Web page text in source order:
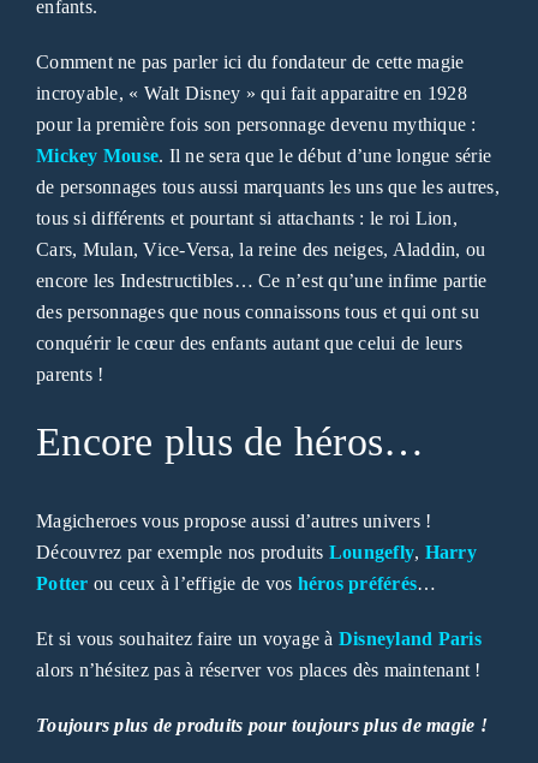
enfants.
Comment ne pas parler ici du fondateur de cette magie
incroyable, « Walt Disney » qui fait apparaitre en 1928
pour la première fois son personnage devenu mythique :
Mickey Mouse. Il ne sera que le début d’une longue série
de personnages tous aussi marquants les uns que les autres,
tous si différents et pourtant si attachants : le roi Lion,
Cars, Mulan, Vice-Versa, la reine des neiges, Aladdin, ou
encore les Indestructibles… Ce n’est qu’une infime partie
des personnages que nous connaissons tous et qui ont su
conquérir le cœur des enfants autant que celui de leurs
parents !
Encore plus de héros…
Magicheroes vous propose aussi d’autres univers !
Découvrez par exemple nos produits Loungefly, Harry
Potter ou ceux à l’effigie de vos héros préférés…
Et si vous souhaitez faire un voyage à Disneyland Paris
alors n’hésitez pas à réserver vos places dès maintenant !
Toujours plus de produits pour toujours plus de magie !